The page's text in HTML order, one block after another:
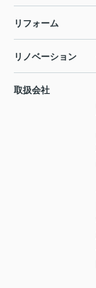
リフォーム
リノベーション
取扱会社